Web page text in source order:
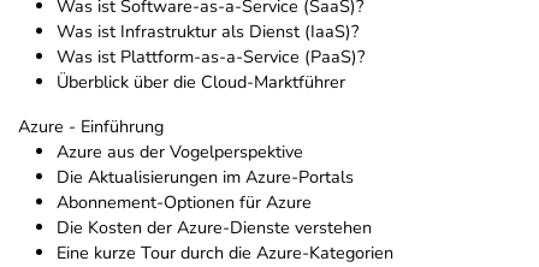
Was ist Software-as-a-Service (SaaS)?
Was ist Infrastruktur als Dienst (IaaS)?
Was ist Plattform-as-a-Service (PaaS)?
Überblick über die Cloud-Marktführer
Azure - Einführung
Azure aus der Vogelperspektive
Die Aktualisierungen im Azure-Portals
Abonnement-Optionen für Azure
Die Kosten der Azure-Dienste verstehen
Eine kurze Tour durch die Azure-Kategorien